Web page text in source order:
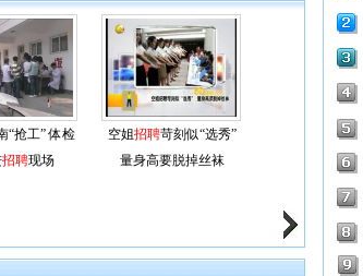
“抢工” 体检
招聘现场
空姐招聘苛刻似“选秀”
量身高要脱掉丝袜